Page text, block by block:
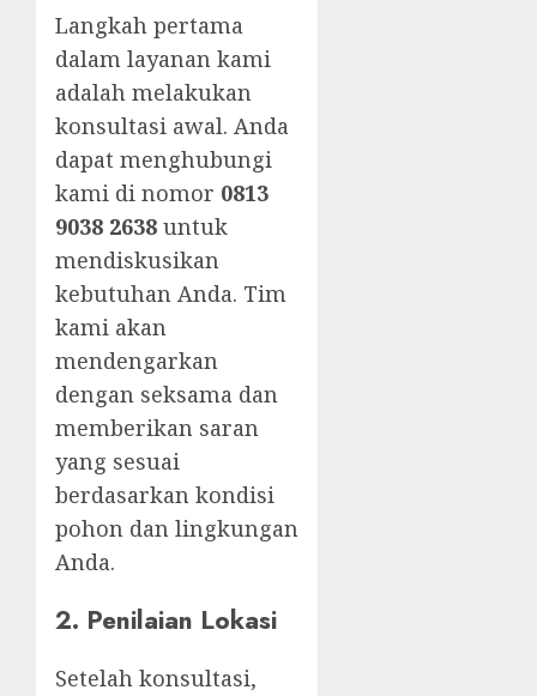
Langkah pertama
dalam layanan kami
adalah melakukan
konsultasi awal. Anda
dapat menghubungi
kami di nomor 0813
9038 2638 untuk
mendiskusikan
kebutuhan Anda. Tim
kami akan
mendengarkan
dengan seksama dan
memberikan saran
yang sesuai
berdasarkan kondisi
pohon dan lingkungan
Anda.
2. Penilaian Lokasi
Setelah konsultasi,